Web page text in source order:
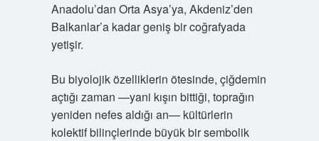
Anadolu’dan Orta Asya’ya, Akdeniz’den
Balkanlar’a kadar geniş bir coğrafyada
yetişir.
Bu biyolojik özelliklerin ötesinde, çiğdemin
açtığı zaman —yani kışın bittiği, toprağın
yeniden nefes aldığı an— kültürlerin
kolektif bilinçlerinde büyük bir sembolik